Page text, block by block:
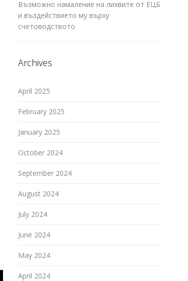
Възможно намаление на лихвите от ЕЦБ
и въздействието му върху
счетоводството
Archives
April 2025
February 2025
January 2025
October 2024
September 2024
August 2024
July 2024
June 2024
May 2024
April 2024